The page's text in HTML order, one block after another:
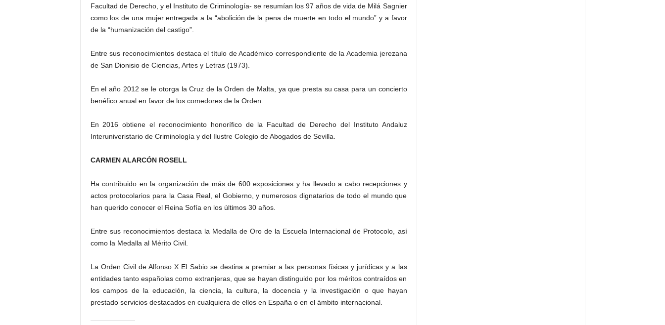
Facultad de Derecho, y el Instituto de Criminología- se resumían los 97 años de vida de Milá Sagnier
como los de una mujer entregada a la “abolición de la pena de muerte en todo el mundo” y a favor
de la “humanización del castigo”.
Entre sus reconocimientos destaca el título de Académico correspondiente de la Academia jerezana
de San Dionisio de Ciencias, Artes y Letras (1973).
En el año 2012 se le otorga la Cruz de la Orden de Malta, ya que presta su casa para un concierto
benéfico anual en favor de los comedores de la Orden.
En 2016 obtiene el reconocimiento honorífico de la Facultad de Derecho del Instituto Andaluz
Interuniveristario de Criminología y del Ilustre Colegio de Abogados de Sevilla.
CARMEN ALARCÓN ROSELL
Ha contribuido en la organización de más de 600 exposiciones y ha llevado a cabo recepciones y
actos protocolarios para la Casa Real, el Gobierno, y numerosos dignatarios de todo el mundo que
han querido conocer el Reina Sofía en los últimos 30 años.
Entre sus reconocimientos destaca la Medalla de Oro de la Escuela Internacional de Protocolo, así
como la Medalla al Mérito Civil.
La Orden Civil de Alfonso X El Sabio se destina a premiar a las personas físicas y jurídicas y a las
entidades tanto españolas como extranjeras, que se hayan distinguido por los méritos contraídos en
los campos de la educación, la ciencia, la cultura, la docencia y la investigación o que hayan
prestado servicios destacados en cualquiera de ellos en España o en el ámbito internacional.